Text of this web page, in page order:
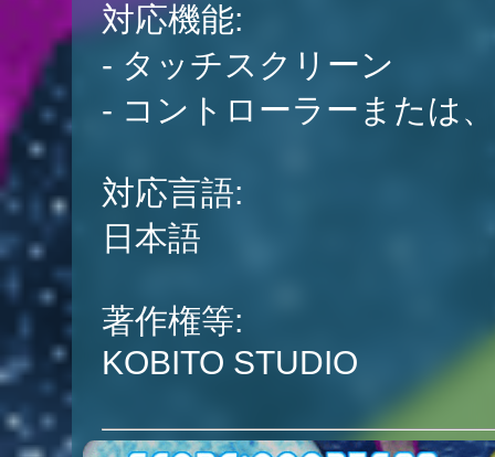
対応機能:
- タッチスクリーン
- コントローラーまたは
対応言語:
日本語
著作権等:
KOBITO STUDIO